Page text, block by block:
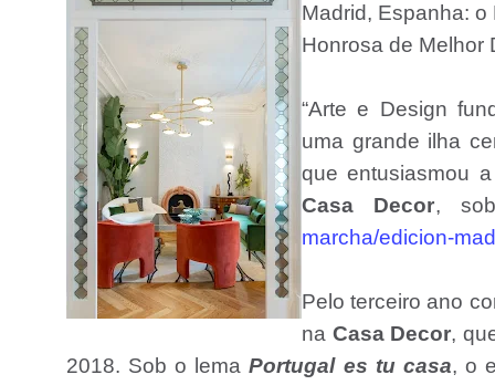
Madrid, Espanha:
Honrosa de Melhor
“Arte e Design
uma grande ilha
que entusiasmou
Casa Decor,
marcha/edicion-
Pelo terceiro ano
na Casa Decor,
2018. Sob o lemaPortugal es tu casa, o